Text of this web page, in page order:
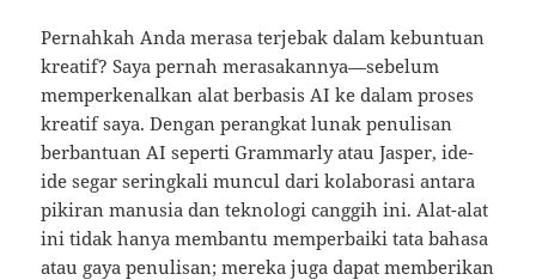
Pernahkah Anda merasa terjebak dalam kebuntuan
kreatif? Saya pernah merasakannya—sebelum
memperkenalkan alat berbasis AI ke dalam proses
kreatif saya. Dengan perangkat lunak penulisan
berbantuan AI seperti Grammarly atau Jasper, ide-
ide segar seringkali muncul dari kolaborasi antara
pikiran manusia dan teknologi canggih ini. Alat-alat
ini tidak hanya membantu memperbaiki tata bahasa
atau gaya penulisan; mereka juga dapat memberikan